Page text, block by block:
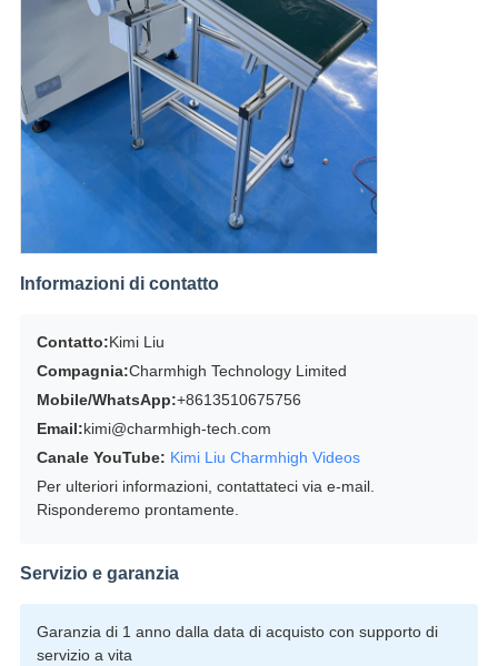
Informazioni di contatto
Contatto:Kimi Liu
Compagnia:Charmhigh Technology Limited
Mobile/WhatsApp:+8613510675756
Email:kimi@charmhigh-tech.com
Canale YouTube: Kimi Liu Charmhigh Videos
Per ulteriori informazioni, contattateci via e-mail.
Risponderemo prontamente.
Servizio e garanzia
Garanzia di 1 anno dalla data di acquisto con supporto di
servizio a vita